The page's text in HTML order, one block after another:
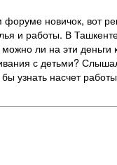
новичок, вот
и работы. В
ли на эти деньги
с детьми?
узнать насчет